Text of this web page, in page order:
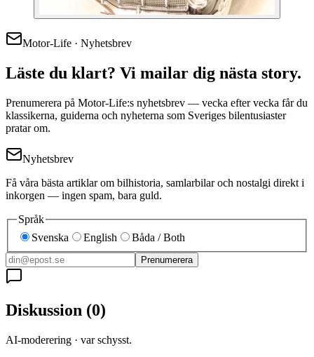
Motor-Life · Nyhetsbrev
Läste du klart? Vi mailar dig nästa story.
Prenumerera på Motor-Life:s nyhetsbrev — vecka efter vecka får du
klassikerna, guiderna och nyheterna som Sveriges bilentusiaster
pratar om.
Nyhetsbrev
Få våra bästa artiklar om bilhistoria, samlarbilar och nostalgi direkt i
inkorgen — ingen spam, bara guld.
Språk
Svenska
English Båda / Both
Prenumerera
Diskussion (0)
AI-moderering · var schysst.